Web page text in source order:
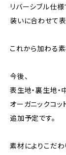
リバーシブル仕様
装いに合わせて表
これから加わる
今後、
表生地・裏生地・
オーガニックコ
追加予定です。
素材によりこだわ